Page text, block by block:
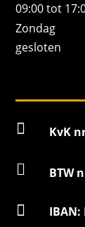
09:00 tot
Zondag
gesloten
 KvK
 BTW
 IBAN: